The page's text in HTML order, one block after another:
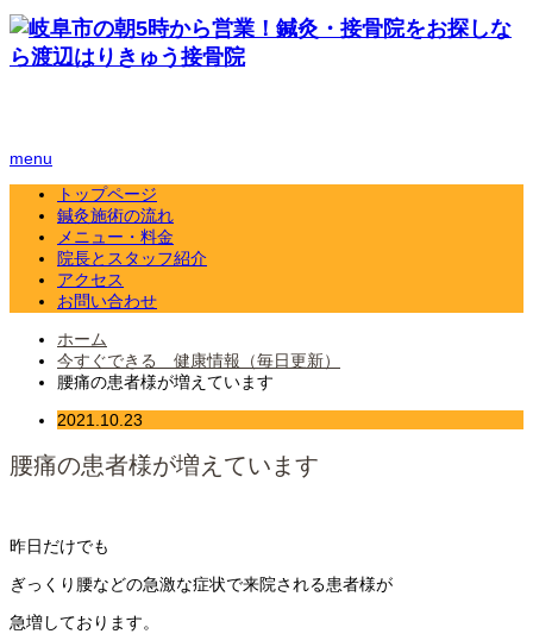
menu
トップページ
鍼灸施術の流れ
メニュー・料金
院長とスタッフ紹介
アクセス
お問い合わせ
ホーム
今すぐできる 健康情報（毎日更新）
腰痛の患者様が増えています
2021.10.23
腰痛の患者様が増えています
昨日だけでも
ぎっくり腰などの急激な症状で来院される患者様が
急増しております。